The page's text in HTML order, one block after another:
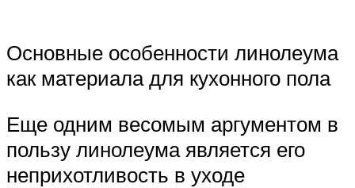
Основные особенности линолеума
как материала для кухонного пола
Еще одним весомым аргументом в
пользу линолеума является его
неприхотливость в уходе